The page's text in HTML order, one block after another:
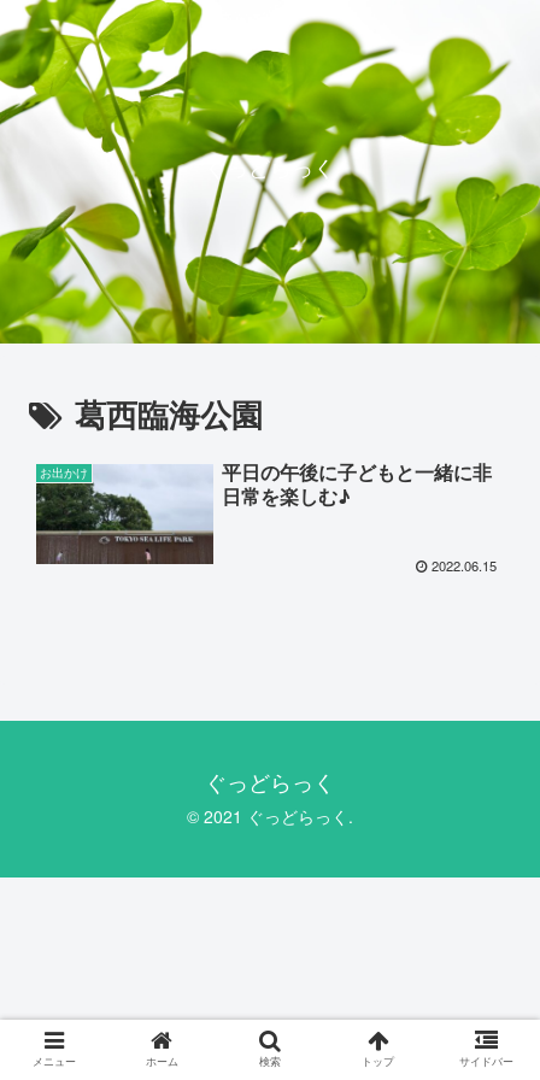
ぐっどらっく
葛西臨海公園
お出かけ
平日の午後に子どもと一緒に非
日常を楽しむ♪
2022.06.15
ぐっどらっく
© 2021 ぐっどらっく.
メニュー ホーム 検索 トップ サイドバー